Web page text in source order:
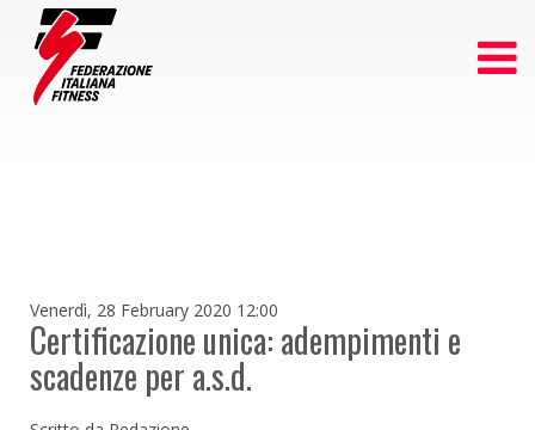
Venerdì, 28 February 2020 12:00
Certificazione unica: adempimenti e
scadenze per a.s.d.